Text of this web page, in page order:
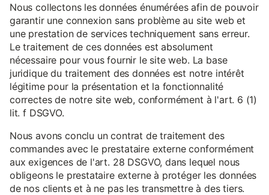
Nous collectons les données énumérées afin de pouvoir
garantir une connexion sans problème au site web et
une prestation de services techniquement sans erreur.
Le traitement de ces données est absolument
nécessaire pour vous fournir le site web. La base
juridique du traitement des données est notre intérêt
légitime pour la présentation et la fonctionnalité
correctes de notre site web, conformément à l'art. 6 (1)
lit. f DSGVO.
Nous avons conclu un contrat de traitement des
commandes avec le prestataire externe conformément
aux exigences de l'art. 28 DSGVO, dans lequel nous
obligeons le prestataire externe à protéger les données
de nos clients et à ne pas les transmettre à des tiers.